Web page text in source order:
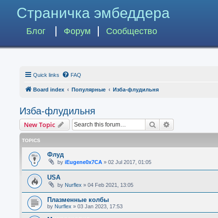
Страничка эмбеддера
Блог Форум Сообщество
Quick links FAQ
Board index Популярные Изба-флудильня
Изба-флудильня
New Topic Search
TOPICS
Флуд
by iEugene0x7CA » 02 Jul 2017, 01:05
USA
by Nurflex » 04 Feb 2021, 13:05
Плазменные колбы
by Nurflex » 03 Jan 2023, 17:53